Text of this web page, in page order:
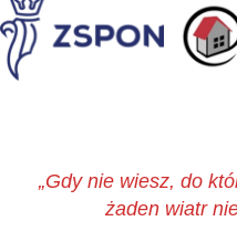
„Gdy nie wiesz, do
żaden wiatr